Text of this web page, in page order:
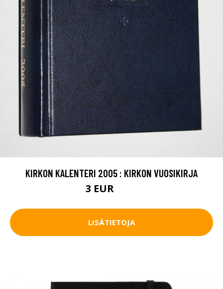
KIRKON KALENTERI 2005 : KIRKON VUOSIKIRJA
3 EUR
LISÄTIETOJA